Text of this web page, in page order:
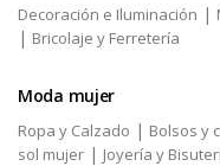
Decoración e Iluminación |
| Bricolaje y Ferretería
Moda mujer
Ropa y Calzado | Bolsos y
sol mujer | Joyería y